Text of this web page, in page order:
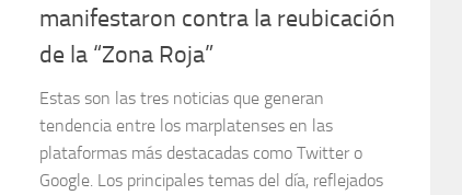
manifestaron contra la reubicación
de la “Zona Roja”
Estas son las tres noticias que generan
tendencia entre los marplatenses en las
plataformas más destacadas como Twitter o
Google. Los principales temas del día, reflejados